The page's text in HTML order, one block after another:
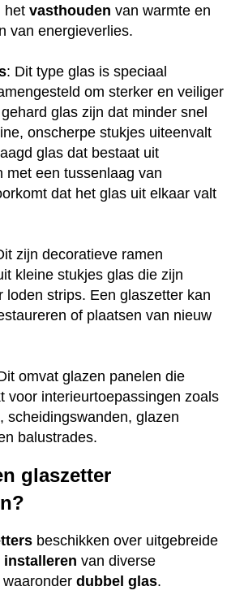
het vasthouden van warmte en
van energieverlies.
: Dit type glas is speciaal
om sterker en veiliger
glas zijn dat minder snel
onscherpe stukjes uiteenvalt
glas dat bestaat uit
met een tussenlaag van
dat het glas uit elkaar valt
zijn decoratieve ramen
kleine stukjes glas die zijn
loden strips. Een glaszetter kan
of plaatsen van nieuw
omvat glazen panelen die
voor interieurtoepassingen zoals
scheidingswanden, glazen
balustrades.
glaszetter
beschikken over uitgebreide
installeren van diverse
waaronder dubbel glas.